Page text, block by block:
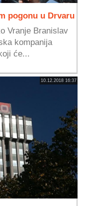
pogonu u Drvaru
Vranje Branislav
kompanija
će...
10.12.2018 16:37